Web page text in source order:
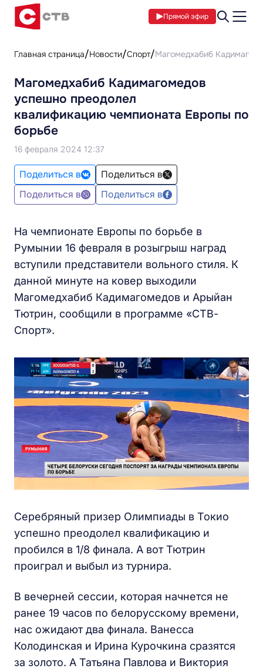
Прямой эфир
Главная страница Новости Спорт Магомедхабиб
Магомедхабиб Кадимагомедов
успешно преодолел
квалификацию чемпионата Европы по
борьбе
16 февраля 2024 12:37
Поделиться в
Поделиться в
Поделиться в
Поделиться в
На чемпионате Европы по борьбе в
Румынии 16 февраля в розыгрыш наград
вступили представители вольного стиля. К
данной минуте на ковер выходили
Магомедхабиб Кадимагомедов и Арыйан
Тютрин, сообщили в программе «СТВ-
Спорт».
Серебряный призер Олимпиады в Токио
успешно преодолел квалификацию и
пробился в 1/8 финала. А вот Тютрин
проиграл и выбыл из турнира.
В вечерней сессии, которая начнется не
ранее 19 часов по белорусскому времени,
нас ожидают два финала. Ванесса
Колодинская и Ирина Курочкина сразятся
за золото. А Татьяна Павлова и Виктория